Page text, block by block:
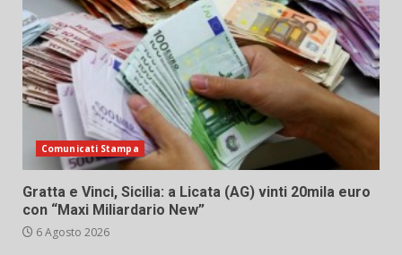
Comunicati Stampa
Gratta e Vinci, Sicilia: a Licata (AG) vinti 20mila euro
con “Maxi Miliardario New”
6 Agosto 2026